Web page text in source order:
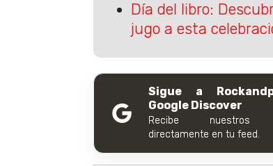
Día del libro:
jugo a esta
Sigue a
Google Discover
Recibe nuestros
directamente en tu feed.